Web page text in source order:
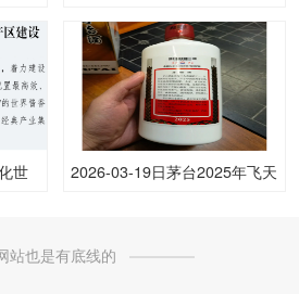
球共品东方韵味
世
2026-03-19日茅台2025年飞天
站也是有底线的